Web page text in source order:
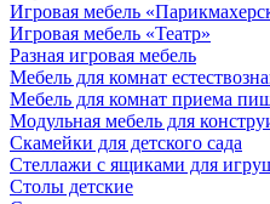
Игровая мебель
Игровая мебель «Театр»
Разная игровая мебель
Мебель для комнат
Мебель для комнат приема
Модульная мебель для
Скамейки для детского сада
Стеллажи с ящиками для
Столы детские